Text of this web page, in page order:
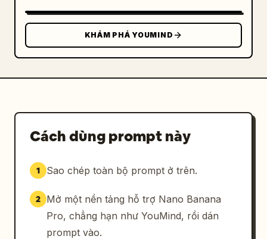
KHÁM PHÁ YOUMIND
Cách dùng prompt này
1 Sao chép toàn bộ prompt ở trên.
2
Mở một nền tảng hỗ trợ Nano Banana
Pro, chẳng hạn như YouMind, rồi dán
prompt vào.